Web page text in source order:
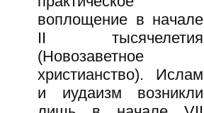
воплощение в начале
II тысячелетия
(Новозаветное
христианство). Ислам
и иудаизм возникли